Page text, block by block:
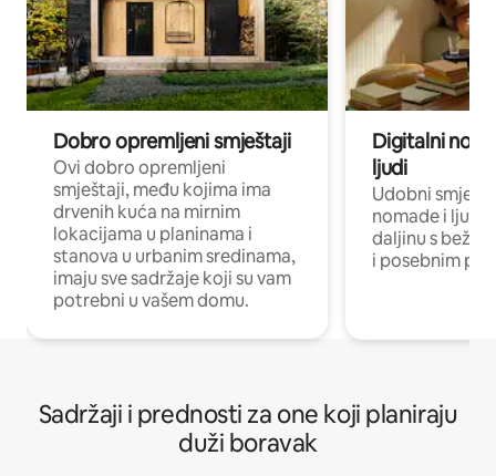
Dobro opremljeni smještaji
Ovi dobro opremljeni
smještaji, među kojima ima
drvenih kuća na mirnim
lokacijama u planinama i
stanova u urbanim sredinama,
imaju sve sadržaje koji su vam
potrebni u vašem domu.
Digitalni
ljudi
Udobni
nomade i ljude
daljinu s
i posebnim
Sadržaji i prednosti za one koji planiraju
duži boravak